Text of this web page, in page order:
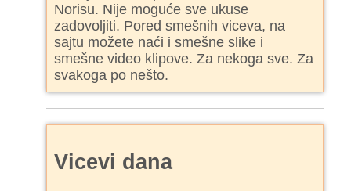
Norisu. Nije moguće sve ukuse
zadovoljiti. Pored smešnih viceva, na
sajtu možete naći i smešne slike i
smešne video klipove. Za nekoga sve. Za
svakoga po nešto.
Vicevi dana